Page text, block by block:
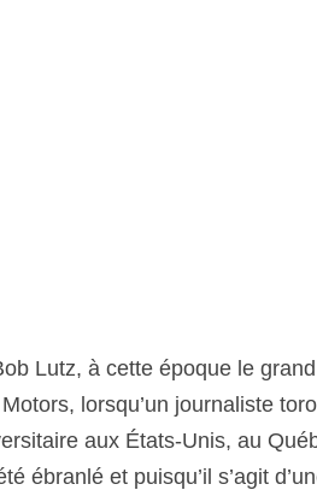
Lutz, à cette époque le
lorsqu’un journaliste
aux États-Unis, au
ébranlé et puisqu’il s’agit